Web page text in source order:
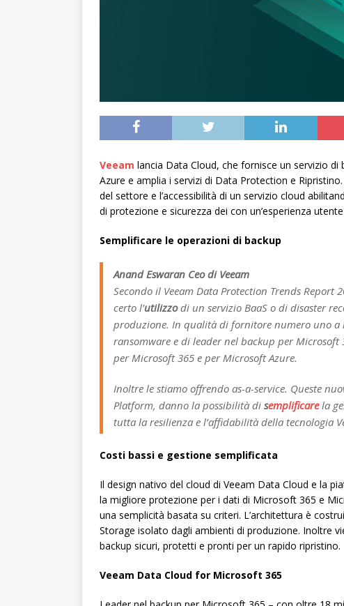
Veeam lancia Data Cloud, che fornisce un servizio
Azure e amplia i servizi di Data Protection e
del settore e l’accessibilità di un servizio cloud
di protezione e sicurezza dei con un’esperienza
Semplificare le operazioni di backup
Anand Eswaran Ceo di Veeam
Secondo il Veeam Data Protection Trends
certo l’utilizzodi un servizio BaaS o di disaster
produzione. In qualità di fornitore numero uno
ransomware e di leader nel backup per
per Microsoft 365 e per Microsoft Azure.
Inoltre le stiamo offrendo as-a-service. Queste
Platform, danno la possibilità di semplificarela
tutta la resilienza e l’affidabilità della tecnologia
Costi bassi e gestione semplificata
Il design nativo del cloud di Veeam Data Cloud e la
la migliore protezione per i dati di Microsoft 365 e
una semplicità basata su criteri. L’architettura è
Storage isolato dagli ambienti di produzione. Inoltre
backup sicuri, protetti e pronti per un rapido ripristino.
Veeam Data Cloud for Microsoft 365